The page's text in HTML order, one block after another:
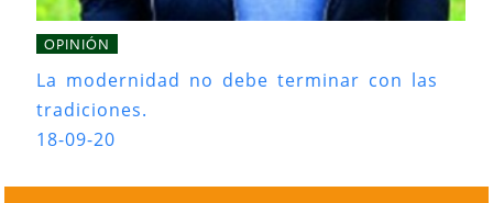
OPINIÓN
La modernidad no debe terminar con las
tradiciones.
18-09-20